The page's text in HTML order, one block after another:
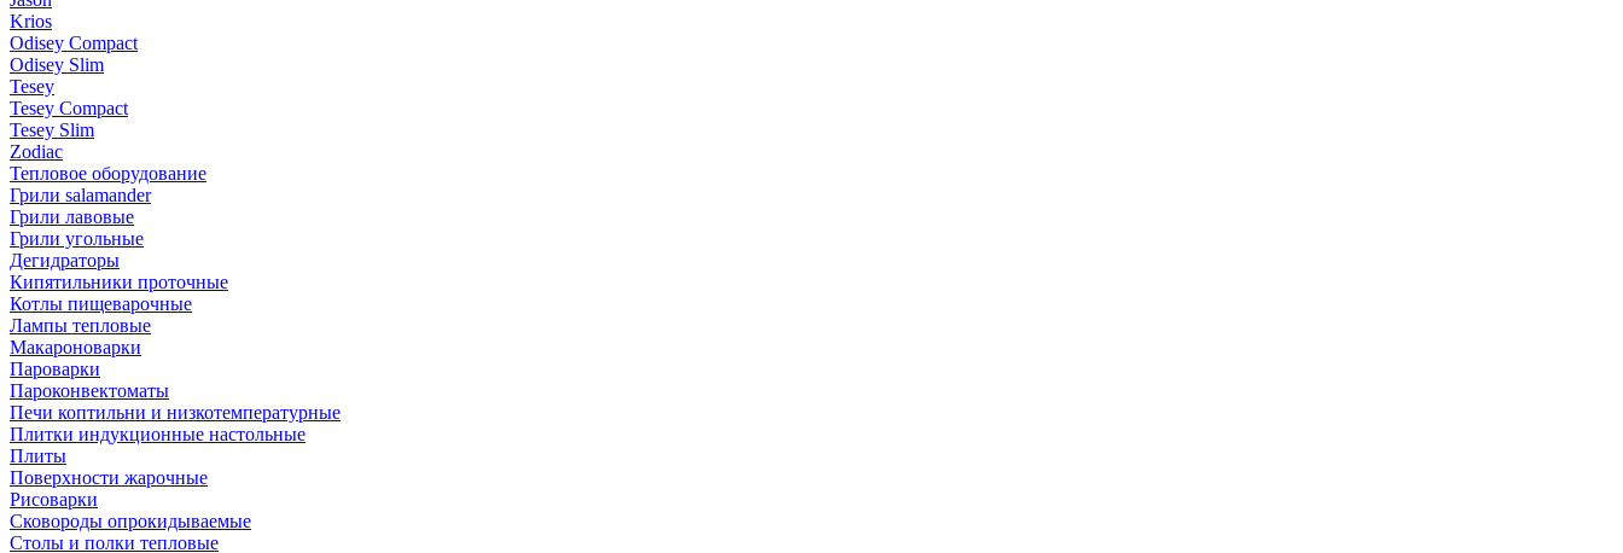
Krios
Odisey Compact
Odisey Slim
Tesey
Tesey Compact
Tesey Slim
Zodiac
Тепловое оборудование
Грили salamander
Грили лавовые
Грили угольные
Дегидраторы
Кипятильники проточные
Котлы пищеварочные
Лампы тепловые
Макароноварки
Пароварки
Пароконвектоматы
Печи коптильни и низкотемпературные
Плитки индукционные настольные
Плиты
Поверхности жарочные
Рисоварки
Сковороды опрокидываемые
Столы и полки тепловые